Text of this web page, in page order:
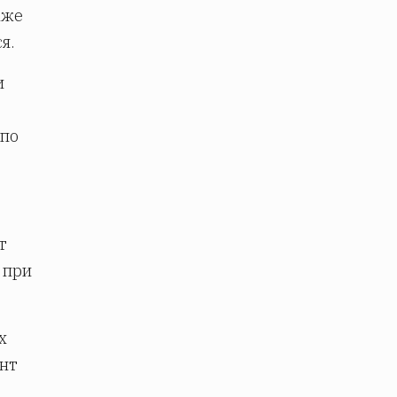
при